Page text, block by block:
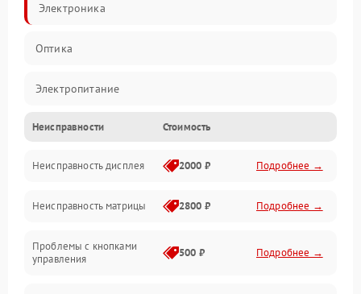
Электроника
Оптика
Электропитание
Видео
ПО
Управление
Механические повреждения
Неисправности Стоимость
Неисправность дисплея 2000 ₽ Подробнее →
Неисправность матрицы 2800 ₽ Подробнее →
Проблемы с кнопками
управления
500 ₽ Подробнее →